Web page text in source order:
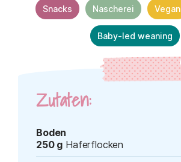
Snacks Nascherei Vegan
Baby-led weaning
Zutaten:
Boden
250 g Haferflocken